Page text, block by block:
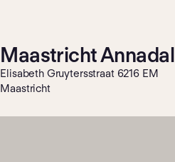
Maastricht Annadal
Elisabeth Gruytersstraat 6216 EM
Maastricht